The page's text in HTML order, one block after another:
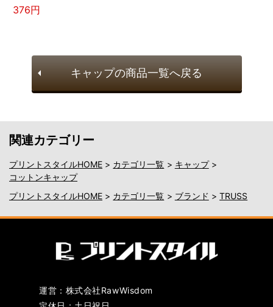
376円
キャップの商品一覧へ戻る
関連カテゴリー
プリントスタイルHOME > カテゴリ一覧 > キャップ >
コットンキャップ
プリントスタイルHOME > カテゴリ一覧 > ブランド > TRUSS
運営：株式会社RawWisdom